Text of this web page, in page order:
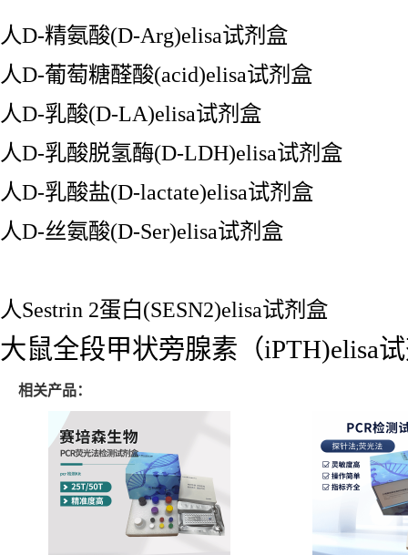
人D-精氨酸(D-Arg)elisa试剂盒
人D-葡萄糖醛酸(acid)elisa试剂盒
人D-乳酸(D-LA)elisa试剂盒
人D-乳酸脱氢酶(D-LDH)elisa试剂盒
人D-乳酸盐(D-lactate)elisa试剂盒
人D-丝氨酸(D-Ser)elisa试剂盒
人Sestrin 2蛋白(SESN2)elisa试剂盒
大鼠全段甲状旁腺素（iPTH)elisa
相关产品：